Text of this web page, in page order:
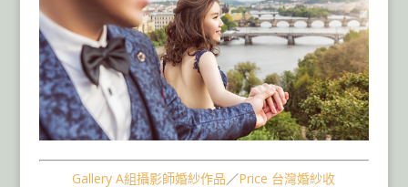
Gallery A組攝影師婚紗作品／Price 台灣婚紗收